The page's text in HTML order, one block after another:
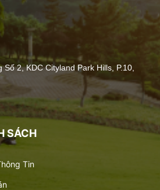
2, KDC Cityland Park Hills, P.10,
SÁCH
Tin